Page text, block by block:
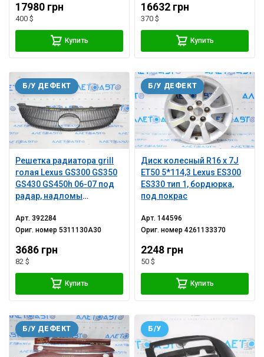
17980 грн
400 $
Купить
16632 грн
370 $
Купить
Решетка радиатора grill
голая Lexus GS300 GS350
GS430 GS450h 06-07 под
радар, надломы
Б/У ДЕФЕКТ
Арт.392284
Ориг. номер5311130A30
3686 грн
82 $
Купить
Диск колесный R16 x 7J
ET50 5*114,3 Lexus ES300
ES330 тип 1, бордюрка,
под покрас
Б/У ДЕФЕКТ
Арт.144596
Ориг. номер4261133370
2248 грн
50 $
Купить
Б/У ДЕФЕКТ Б/У